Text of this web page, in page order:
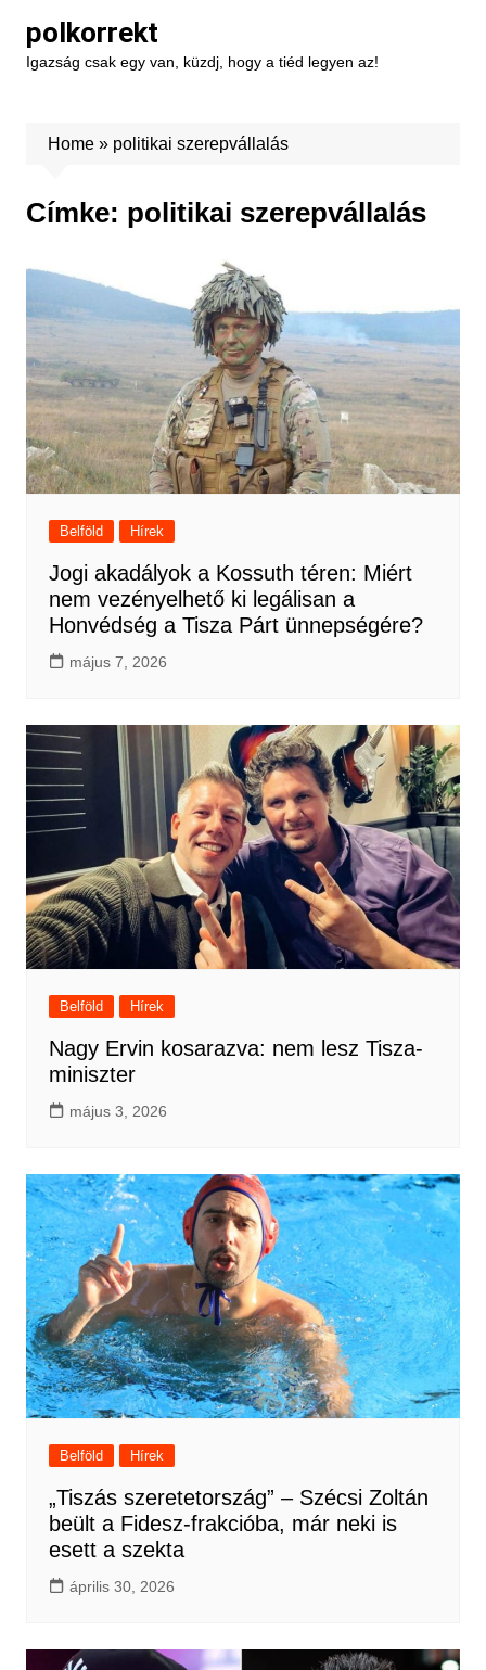
content
polkorrekt
Igazság csak egy van, küzdj, hogy a tiéd legyen az!
Home» politikai szerepvállalás
Címke: politikai szerepvállalás
Belföld Hírek
Jogi akadályok a Kossuth téren: Miért
nem vezényelhető ki legálisan a
Honvédség a Tisza Párt ünnepségére?
május 7, 2026
Belföld Hírek
Nagy Ervin kosarazva: nem lesz Tisza-
miniszter
május 3, 2026
Belföld Hírek
„Tiszás szeretetország” – Szécsi Zoltán
beült a Fidesz-frakcióba, már neki is
esett a szekta
április 30, 2026